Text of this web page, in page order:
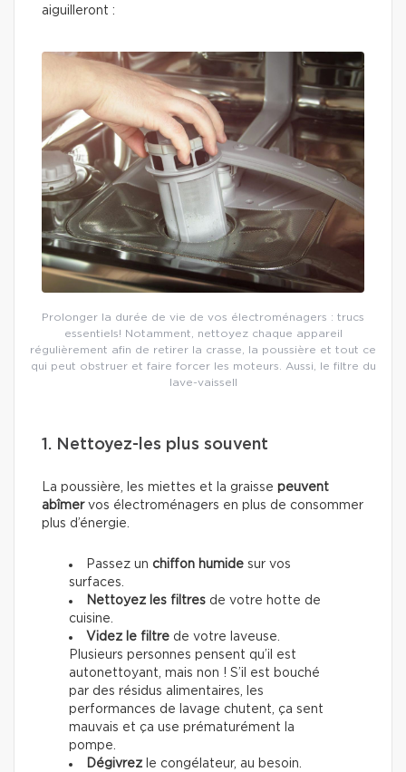
aiguilleront :
Prolonger la durée de vie de vos électroménagers : trucs
essentiels! Notamment, nettoyez chaque appareil
régulièrement afin de retirer la crasse, la poussière et tout ce
qui peut obstruer et faire forcer les moteurs. Aussi, le filtre du
lave-vaissell
1. Nettoyez-les plus souvent
La poussière, les miettes et la graisse peuvent
abîmervos électroménagers en plus de consommer
plus d’énergie.
Passez un chiffon humide sur vos
surfaces.
Nettoyez les filtres de votre hotte de
cuisine.
Videz le filtre de votre laveuse.
Plusieurs personnes pensent qu’il est
autonettoyant, mais non ! S’il est bouché
par des résidus alimentaires, les
performances de lavage chutent, ça sent
mauvais et ça use prématurément la
pompe.
Dégivrez le congélateur, au besoin.